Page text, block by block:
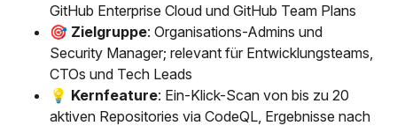
GitHub Enterprise Cloud und GitHub Team Plans
🎯 Zielgruppe: Organisations-Admins und
Security Manager; relevant für Entwicklungsteams,
CTOs und Tech Leads
💡 Kernfeature: Ein-Klick-Scan von bis zu 20
aktiven Repositories via CodeQL, Ergebnisse nach